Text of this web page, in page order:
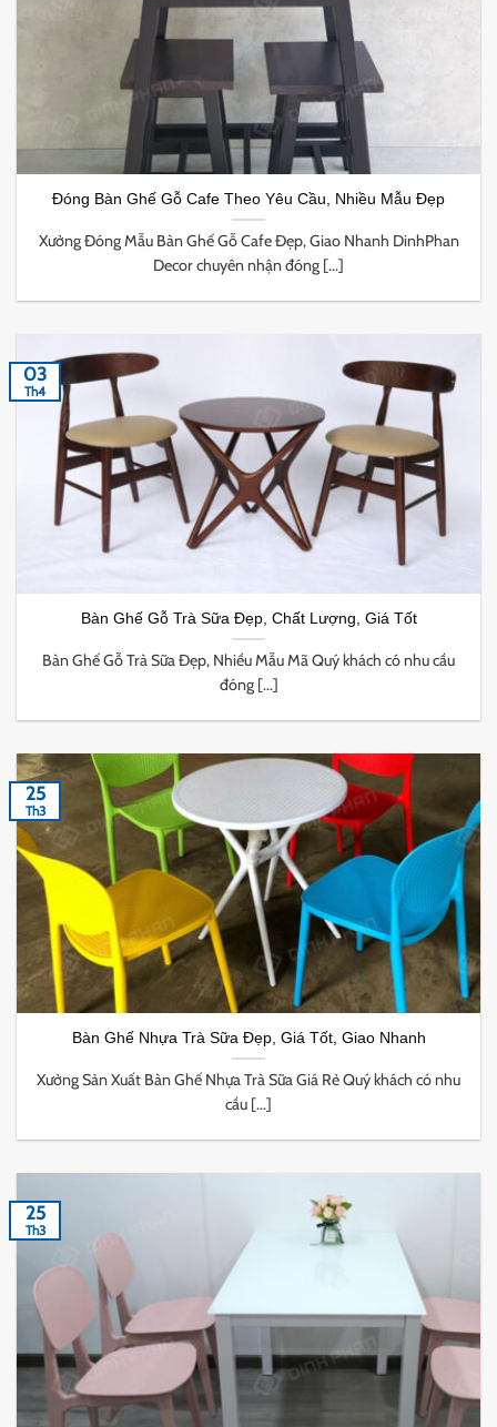
Đóng Bàn Ghế Gỗ Cafe Theo Yêu Cầu, Nhiều Mẫu Đẹp
Xưởng Đóng Mẫu Bàn Ghế Gỗ Cafe Đẹp, Giao Nhanh DinhPhan
Decor chuyên nhận đóng [...]
Bàn Ghế Gỗ Trà Sữa Đẹp, Chất Lượng, Giá Tốt
Bàn Ghế Gỗ Trà Sữa Đẹp, Nhiều Mẫu Mã Quý khách có nhu cầu
đóng [...]
03
Th4
Bàn Ghế Nhựa Trà Sữa Đẹp, Giá Tốt, Giao Nhanh
Xưởng Sản Xuất Bàn Ghế Nhựa Trà Sữa Giá Rẻ Quý khách có nhu
cầu [...]
25
Th3
25
Th3